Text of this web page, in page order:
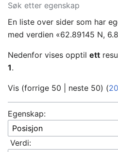
Søk etter egenskap
En liste over sider som har
med verdien «62.89145 N,
Nedenfor vises opptil ett
1.
Vis (forrige 50 neste 50) (20
Egenskap:
Verdi: